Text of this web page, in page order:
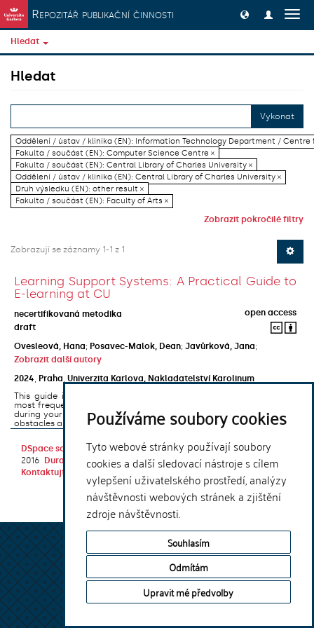
Používáme soubory cookies
Tyto webové stránky používají soubory
cookies a další sledovací nástroje s cílem
vylepšení uživatelského prostředí, analýzy
návštěvnosti webových stránek a zjištění
zdroje návštěvnosti.
Souhlasím
Odmítám
Upravit mé předvolby
Přeskočit na obsah
Repozitář publikační činnosti
Hledat
Hledat
Vykonat
Oddělení / ústav / klinika (EN): Information Technology Department / Centre
Fakulta / součást (EN): Computer Science Centre ×
Fakulta / součást (EN): Central Library of Charles University ×
Oddělení / ústav / klinika (EN): Central Library of Charles University ×
Druh výsledku (EN): other result ×
Fakulta / součást (EN): Faculty of Arts ×
Zobrazit pokročilé filtry
Zobrazují se záznamy 1-1 z 1
Learning Support Systems: A Practical Guide to
E-learning at CU
necertifikovaná metodika
open access
draft
Ovesleová, Hana; Posavec-Malok, Dean; Javůrková, Jana;
Zobrazit další autory
2024
Praha Univerzita Karlova, Nakladatelství Karolinum
This guide introduces the e-learning support tools that are used
most frequently at Charles University and that you may encounter
during your studies. It will also help you to avoid the most common
obstacles associated ...
DSpace softwarecopyright © 2002-
2016
DuraSpace
Kontaktujte nás
Theme by